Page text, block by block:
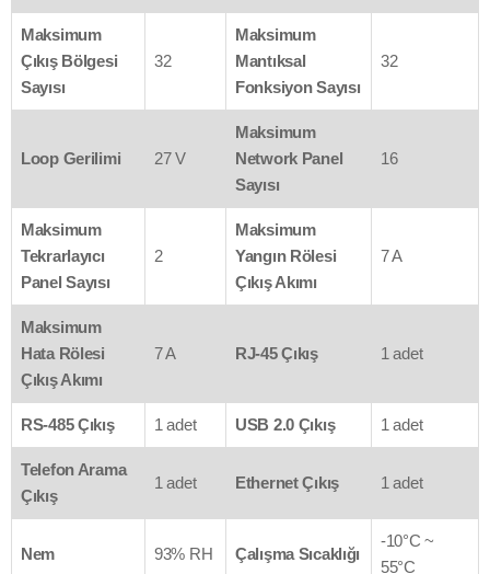
Maksimum
Çıkış Bölgesi
Sayısı
32
Maksimum
Mantıksal
Fonksiyon Sayısı
32
Loop Gerilimi 27 V
Maksimum
Network Panel
Sayısı
16
Maksimum
Tekrarlayıcı
Panel Sayısı
2
Maksimum
Yangın Rölesi
Çıkış Akımı
7 A
Maksimum
Hata Rölesi
Çıkış Akımı
7 A RJ-45 Çıkış 1 adet
RS-485 Çıkış 1 adet USB 2.0 Çıkış 1 adet
Telefon Arama
Çıkış
1 adet Ethernet Çıkış 1 adet
Nem 93% RH Çalışma Sıcaklığı
-10°C ~
55°C